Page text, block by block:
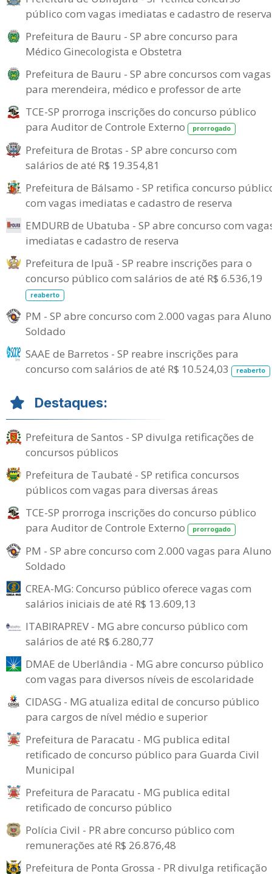
público com vagas imediatas e cadastro de reserva
Prefeitura de Bauru - SP abre concurso para
Médico Ginecologista e Obstetra
Prefeitura de Bauru - SP abre concursos com vagas
para merendeira, médico e professor de arte
TCE-SP prorroga inscrições do concurso público
para Auditor de Controle Externo
prorrogado
Prefeitura de Brotas - SP abre concurso com
salários de até R$ 19.354,81
Prefeitura de Bálsamo - SP retifica concurso
com vagas imediatas e cadastro de reserva
EMDURB de Ubatuba - SP abre concurso com
imediatas e cadastro de reserva
Prefeitura de Ipuã - SP reabre inscrições para o
concurso público com salários de até R$ 6.536,19
reaberto
PM - SP abre concurso com 2.000 vagas para
Soldado
SAAE de Barretos - SP reabre inscrições para
concurso com salários de até R$ 10.524,03
reaberto
Destaques:
Prefeitura de Santos - SP divulga retificações de
concursos públicos
Prefeitura de Taubaté - SP retifica concursos
públicos com vagas para diversas áreas
TCE-SP prorroga inscrições do concurso público
para Auditor de Controle Externo
prorrogado
PM - SP abre concurso com 2.000 vagas para
Soldado
CREA-MG: Concurso público oferece vagas com
salários iniciais de até R$ 13.609,13
ITABIRAPREV - MG abre concurso público com
salários de até R$ 6.280,77
DMAE de Uberlândia - MG abre concurso público
com vagas para diversos níveis de escolaridade
CIDASG - MG atualiza edital de concurso público
para cargos de nível médio e superior
Prefeitura de Paracatu - MG publica edital
retificado de concurso público para Guarda Civil
Municipal
Prefeitura de Paracatu - MG publica edital
retificado de concurso público
Polícia Civil - PR abre concurso público com
remunerações até R$ 26.876,48
Prefeitura de Ponta Grossa - PR divulga retificação